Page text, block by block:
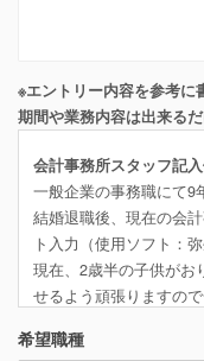
※エントリー内容を参考に
期間や業務内容は出来る
会計事務所スタッフ記
一般企業の事務職にて9
結婚退職後、現在の会
ト入力（使用ソフト：
現在、2歳半の子供がお
せるよう頑張りますの
取得資格：簿記3級
希望職種